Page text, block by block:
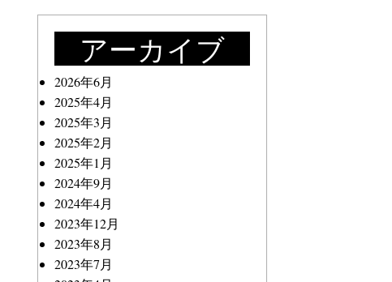
アーカイブ
2026年6月
2025年4月
2025年3月
2025年2月
2025年1月
2024年9月
2024年4月
2023年12月
2023年8月
2023年7月